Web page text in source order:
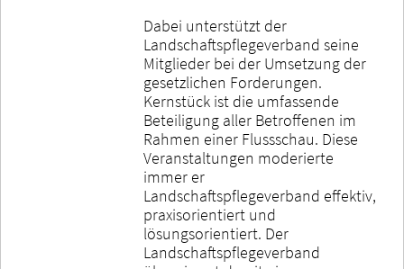
Dabei unterstützt der
Landschaftspflegeverband seine
Mitglieder bei der Umsetzung der
gesetzlichen Forderungen.
Kernstück ist die umfassende
Beteiligung aller Betroffenen im
Rahmen einer Flussschau. Diese
Veranstaltungen moderierte
immer er
Landschaftspflegeverband effektiv,
praxisorientiert und
lösungsorientiert. Der
Landschaftspflegeverband